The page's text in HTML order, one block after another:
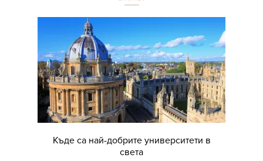
Къде са най-добрите университети в
света